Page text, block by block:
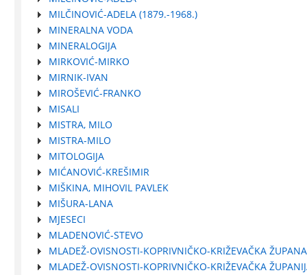
MILČINOVIĆ-ADELA (1879.-1968.)
MINERALNA VODA
MINERALOGIJA
MIRKOVIĆ-MIRKO
MIRNIK-IVAN
MIROŠEVIĆ-FRANKO
MISALI
MISTRA, MILO
MISTRA-MILO
MITOLOGIJA
MIĆANOVIĆ-KREŠIMIR
MIŠKINA, MIHOVIL PAVLEK
MIŠURA-LANA
MJESECI
MLADENOVIĆ-STEVO
MLADEŽ-OVISNOSTI-KOPRIVNIČKO-KRIŽEVAČKA
MLADEŽ-OVISNOSTI-KOPRIVNIČKO-KRIŽEVAČKA